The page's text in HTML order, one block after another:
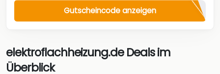
Gutscheincode anzeigen
elektroflachheizung.de Deals im
Überblick